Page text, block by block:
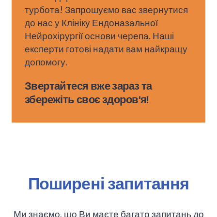
турбота! Запрошуємо вас звернутися
до нас у Клініку Ендоназальної
Нейрохірургії основи черепа. Наші
експерти готові надати вам найкращу
допомогу.
Звертайтеся вже зараз та
збережіть своє здоров'я!
Поширені запитання
Ми знаємо, що Ви маєте багато запитань до